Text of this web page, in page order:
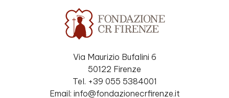
Via Maurizio Bufalini 6
50122 Firenze
Tel. +39 055 5384001
Email: info@fondazionecrfirenze.it